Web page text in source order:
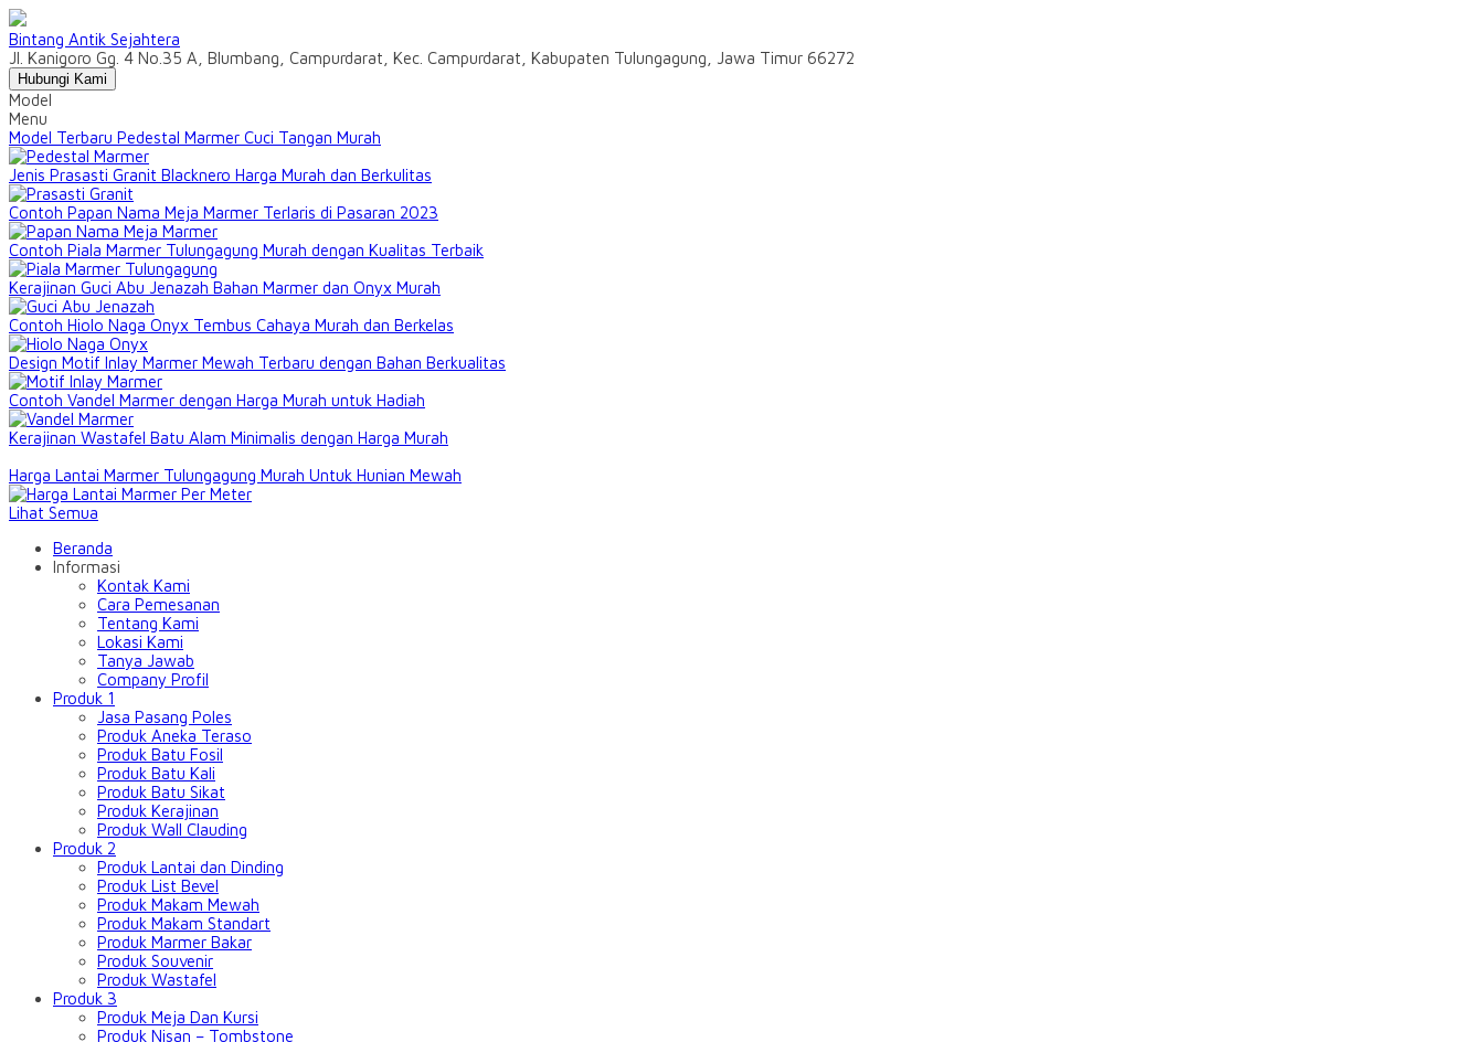
Bintang Antik Sejahtera
Jl. Kanigoro Gg. 4 No.35 A, Blumbang, Campurdarat, Kec. Campurdarat, Kabupaten Tulungagung, Jawa Timur 66272
Hubungi Kami
Model
Menu
Model Terbaru Pedestal Marmer Cuci Tangan Murah
Jenis Prasasti Granit Blacknero Harga Murah dan Berkulitas
Contoh Papan Nama Meja Marmer Terlaris di Pasaran 2023
Contoh Piala Marmer Tulungagung Murah dengan Kualitas Terbaik
Kerajinan Guci Abu Jenazah Bahan Marmer dan Onyx Murah
Contoh Hiolo Naga Onyx Tembus Cahaya Murah dan Berkelas
Design Motif Inlay Marmer Mewah Terbaru dengan Bahan Berkualitas
Contoh Vandel Marmer dengan Harga Murah untuk Hadiah
Kerajinan Wastafel Batu Alam Minimalis dengan Harga Murah
Harga Lantai Marmer Tulungagung Murah Untuk Hunian Mewah
Lihat Semua
Beranda
Informasi
Kontak Kami
Cara Pemesanan
Tentang Kami
Lokasi Kami
Tanya Jawab
Company Profil
Produk 1
Jasa Pasang Poles
Produk Aneka Teraso
Produk Batu Fosil
Produk Batu Kali
Produk Batu Sikat
Produk Kerajinan
Produk Wall Clauding
Produk 2
Produk Lantai dan Dinding
Produk List Bevel
Produk Makam Mewah
Produk Makam Standart
Produk Marmer Bakar
Produk Souvenir
Produk Wastafel
Produk 3
Produk Meja Dan Kursi
Produk Nisan – Tombstone